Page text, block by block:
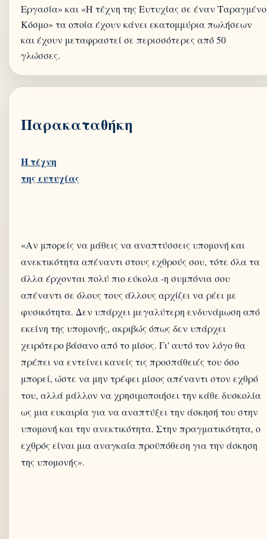
Εργασία» και «Η τέχνη της Ευτυχίας σε έναν Ταραγμένο
Κόσμο» τα οποία έχουν κάνει εκατομμύρια πωλήσεων
και έχουν μεταφραστεί σε περισσότερες από 50
Παρακαταθήκη
Η τέχνη
«Αν μπορείς να μάθεις να αναπτύσσεις υπομονή και
ανεκτικότητα απέναντι στους εχθρούς σου, τότε όλα τα
άλλα έρχονται πολύ πιο εύκολα -η συμπόνια σου
απέναντι σε όλους τους άλλους αρχίζει να ρέει με
φυσικότητα. Δεν υπάρχει μεγαλύτερη ενδυνάμωση από
εκείνη της υπομονής, ακριβώς όπως δεν υπάρχει
χειρότερο βάσανο από το μίσος. Γι' αυτό τον λόγο θα
πρέπει να εντείνει κανείς τις προσπάθειές του όσο
μπορεί, ώστε να μην τρέφει μίσος απέναντι στον εχθρό
του, αλλά μάλλον να χρησιμοποιήσει την κάθε δυσκολία
ως μια ευκαιρία για να αναπτύξει την άσκησή του στην
υπομονή και την ανεκτικότητα. Στην πραγματικότητα, ο
εχθρός είναι μια αναγκαία προϋπόθεση για την άσκηση